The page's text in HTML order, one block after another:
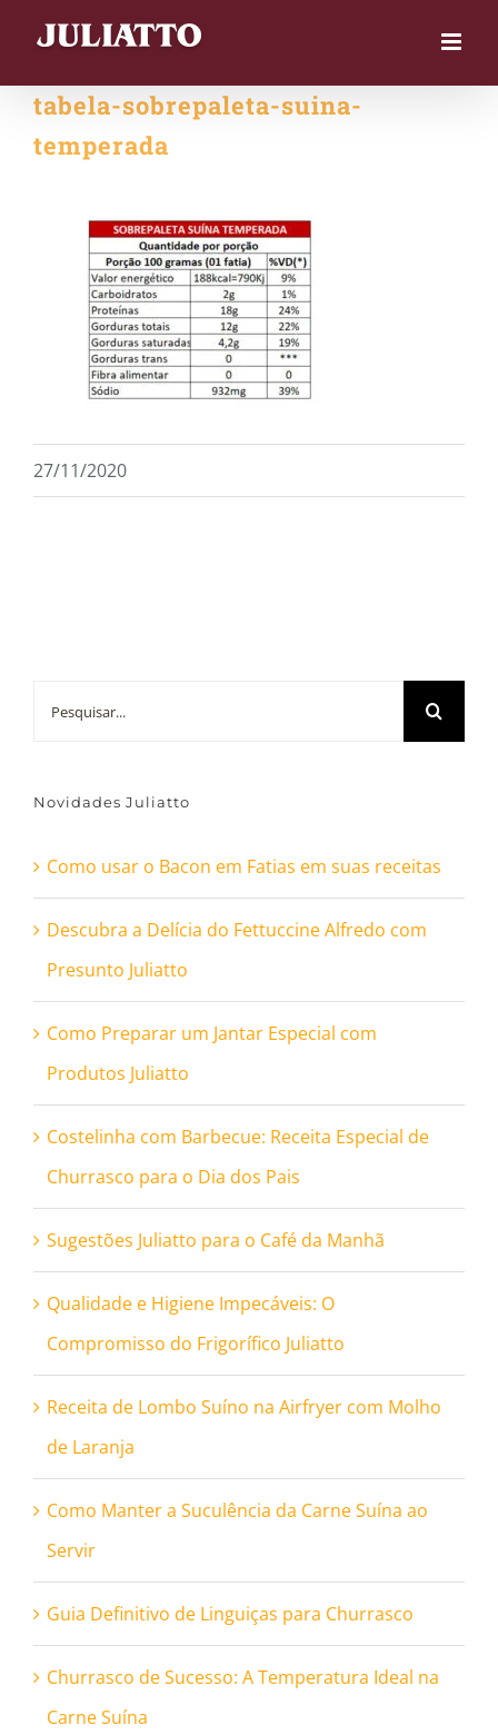
contenttabela-sobrepaleta-suina-
temperada
27/11/2020
Novidades Juliatto
Como usar o Bacon em Fatias em suas receitas
Descubra a Delícia do Fettuccine Alfredo com
Presunto Juliatto
Como Preparar um Jantar Especial com
Produtos Juliatto
Costelinha com Barbecue: Receita Especial de
Churrasco para o Dia dos Pais
Sugestões Juliatto para o Café da Manhã
Qualidade e Higiene Impecáveis: O
Compromisso do Frigorífico Juliatto
Receita de Lombo Suíno na Airfryer com Molho
de Laranja
Como Manter a Suculência da Carne Suína ao
Servir
Guia Definitivo de Linguiças para Churrasco
Churrasco de Sucesso: A Temperatura Ideal na
Carne Suína